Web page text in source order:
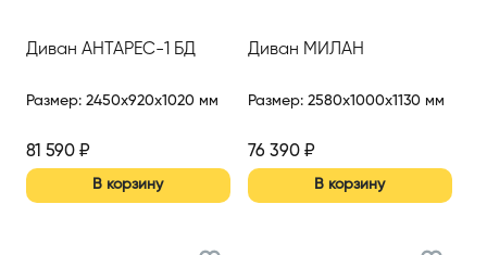
Диван АНТАРЕС-1 БД
Размер: 2450x920x1020 мм
81 590 ₽
В корзину
Диван МИЛАН
Размер: 2580x1000x1130 мм
76 390₽
В корзину